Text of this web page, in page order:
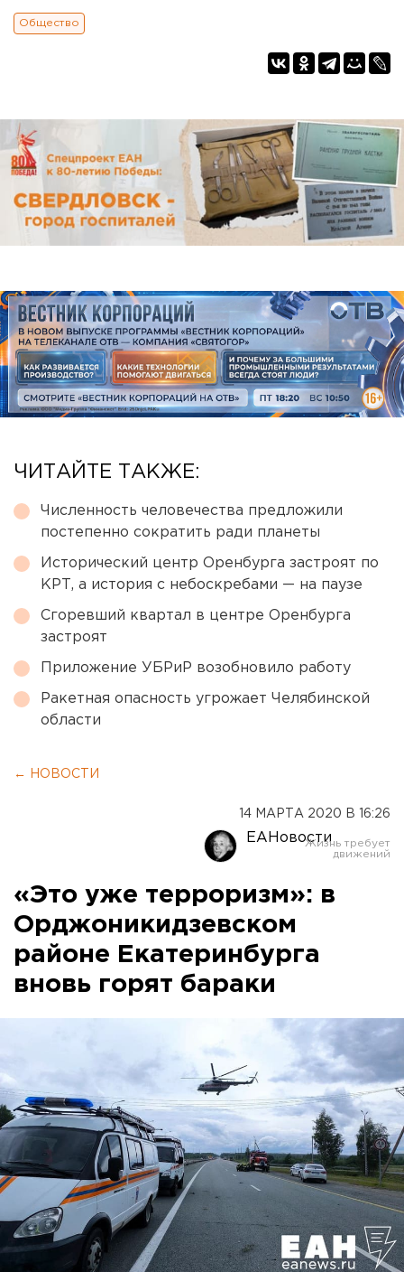
Общество
ЧИТАЙТЕ ТАКЖЕ:
Численность человечества предложили
постепенно сократить ради планеты
Исторический центр Оренбурга застроят по
КРТ, а история с небоскребами — на паузе
Сгоревший квартал в центре Оренбурга
застроят
Приложение УБРиР возобновило работу
Ракетная опасность угрожает Челябинской
области
← НОВОСТИ
14 МАРТА 2020 В 16:26
ЕАНовости
«Это уже терроризм»: в
Орджоникидзевском
районе Екатеринбурга
вновь горят бараки